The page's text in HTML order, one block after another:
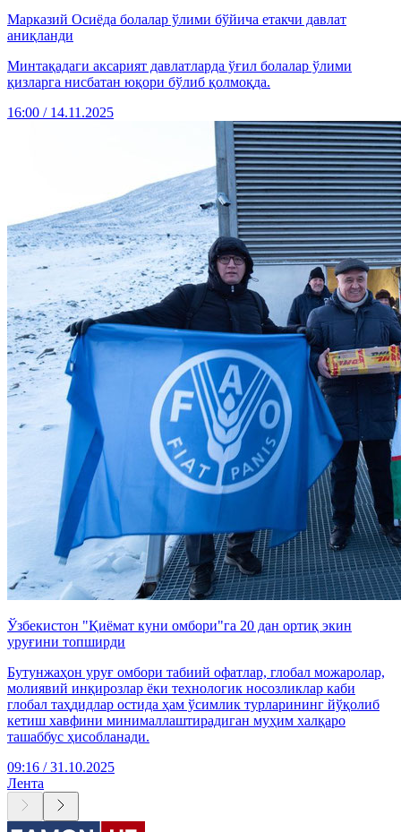
Марказий Осиёда болалар ўлими бўйича етакчи давлат
аниқланди
Минтақадаги аксарият давлатларда ўғил болалар ўлими
қизларга нисбатан юқори бўлиб қолмоқда.
16:00 / 14.11.2025
Ўзбекистон "Қиёмат куни омбори"га 20 дан ортиқ экин
уруғини топширди
Бутунжаҳон уруғ омбори табиий офатлар, глобал можаролар,
молиявий инқирозлар ёки технологик носозликлар каби
глобал таҳдидлар остида ҳам ўсимлик турларининг йўқолиб
кетиш хавфини минималлаштирадиган муҳим халқаро
ташаббус ҳисобланади.
09:16 / 31.10.2025
Лента